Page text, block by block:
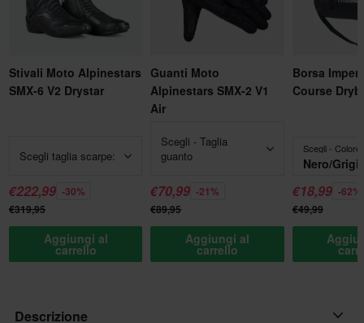
Stivali Moto Alpinestars
SMX-6 V2 Drystar
Scegli taglia scarpe:
€222,99 -30%
€319,95
Aggiungi al
carrello
Guanti Moto
Alpinestars SMX-2 V1
Air
Scegli - Taglia
guanto
€70,99 -21%
€89,95
Aggiungi al
carrello
Borsa
Course
Scegli - Colore
Nero/
€18,99 -62%
€49,99
Descrizione